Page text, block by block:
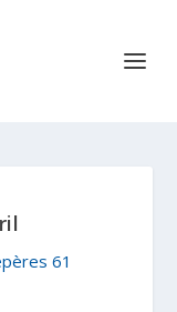
61